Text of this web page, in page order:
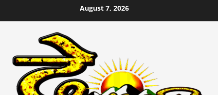
to
August 7, 2026